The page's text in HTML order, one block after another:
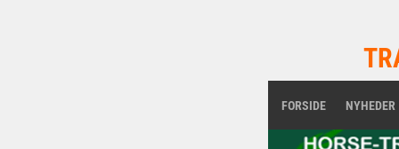
FORSIDE NYHEDER